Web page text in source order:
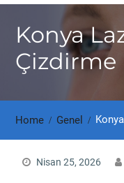
Konya
Çizdirme
Home Genel
Nisan 25, 2026